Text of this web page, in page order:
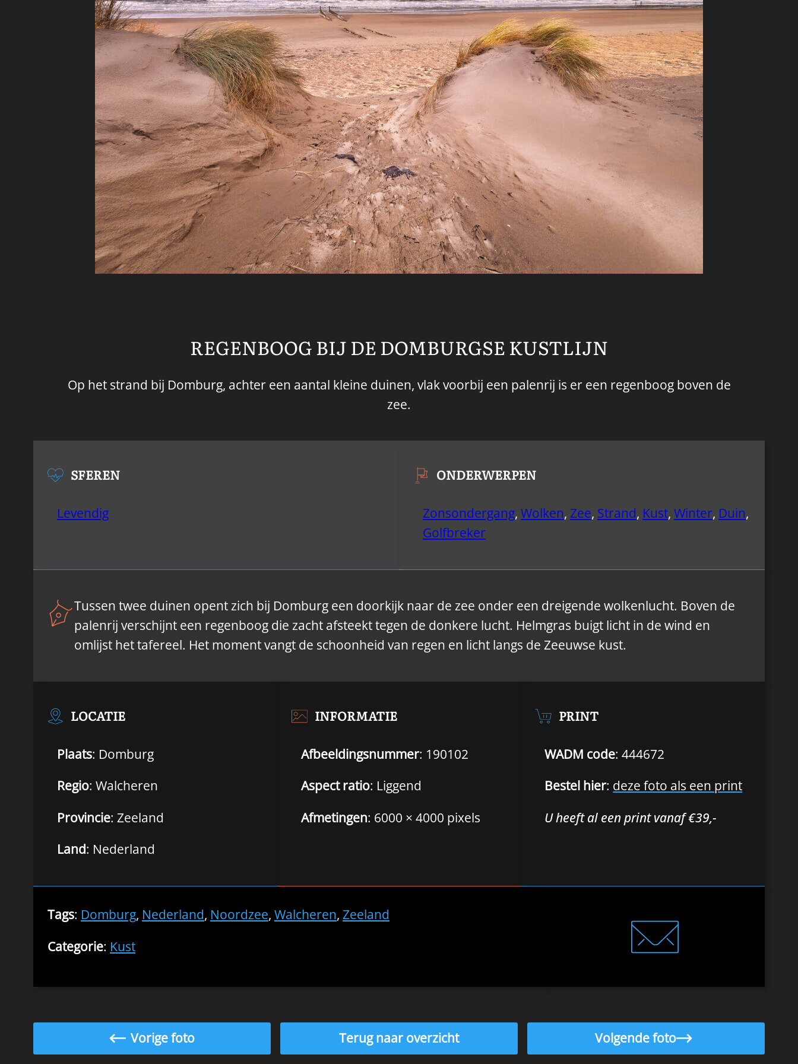
REGENBOOG BIJ DE DOMBURGSE KUSTLIJN
Op het strand bij Domburg, achter een aantal kleine duinen, vlak voorbij een palenrij is er een regenboog boven de
zee.
SFEREN
Levendig
ONDERWERPEN
Zonsondergang, Wolken, Zee, Strand, Kust, Winter, Duin,
Golfbreker
Tussen twee duinen opent zich bij Domburg een doorkijk naar de zee onder een dreigende wolkenlucht. Boven de
palenrij verschijnt een regenboog die zacht afsteekt tegen de donkere lucht. Helmgras buigt licht in de wind en
omlijst het tafereel. Het moment vangt de schoonheid van regen en licht langs de Zeeuwse kust.
LOCATIE
Plaats: Domburg
Regio: Walcheren
Provincie: Zeeland
Land: Nederland
INFORMATIE
Afbeeldingsnummer: 190102
Aspect ratio: Liggend
Afmetingen: 6000 × 4000 pixels
PRINT
WADM code: 444672
Bestel hier: deze foto als een print
U heeft al een print vanaf €39,-
Tags: Domburg, Nederland, Noordzee, Walcheren, Zeeland
Categorie: Kust
Vorige foto Terug naar overzicht Volgende foto